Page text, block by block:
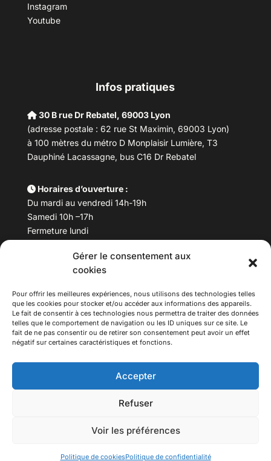
Gérer le consentement aux
cookies
Pour offrir les meilleures expériences, nous utilisons des technologies telles
que les cookies pour stocker et/ou accéder aux informations des appareils.
Le fait de consentir à ces technologies nous permettra de traiter des données
telles que le comportement de navigation ou les ID uniques sur ce site. Le
fait de ne pas consentir ou de retirer son consentement peut avoir un effet
négatif sur certaines caractéristiques et fonctions.
Accepter
Refuser
Voir les préférences
Politique de cookiesPolitique de confidentialité
Instagram
Youtube
Infos pratiques
30 B rue Dr Rebatel, 69003 Lyon
(adresse postale : 62 rue St Maximin, 69003 Lyon)
à 100 mètres du métro D Monplaisir Lumière, T3
Dauphiné Lacassagne, bus C16 Dr Rebatel
Horaires d’ouverture :
Du mardi au vendredi 14h-19h
Samedi 10h –17h
Fermeture lundi
Téléphone : 04 78 53 06 40
maisondesculturesasiatiques@asiexpo.com
Tous droits réservés.